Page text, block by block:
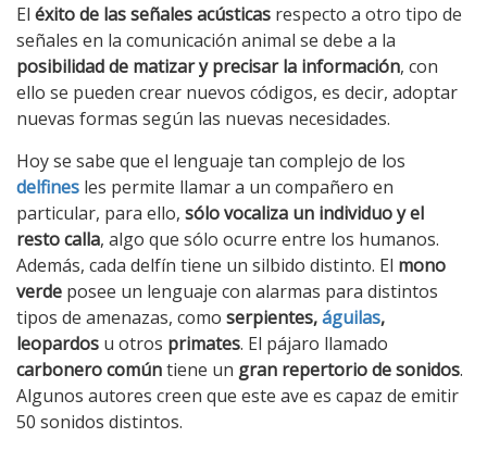
El éxito de las señales acústicas respecto a otro tipo de
señales en la comunicación animal se debe a la
posibilidad de matizar y precisar la información, con
ello se pueden crear nuevos códigos, es decir, adoptar
nuevas formas según las nuevas necesidades.
Hoy se sabe que el lenguaje tan complejo de los
delfines les permite llamar a un compañero en
particular, para ello, sólo vocaliza un individuo y el
resto calla, algo que sólo ocurre entre los humanos.
Además, cada delfín tiene un silbido distinto. El mono
verde posee un lenguaje con alarmas para distintos
tipos de amenazas, como serpientes,águilas,
leopardos u otros primates. El pájaro llamado
carbonero comúntiene un gran repertorio de sonidos.
Algunos autores creen que este ave es capaz de emitir
50 sonidos distintos.